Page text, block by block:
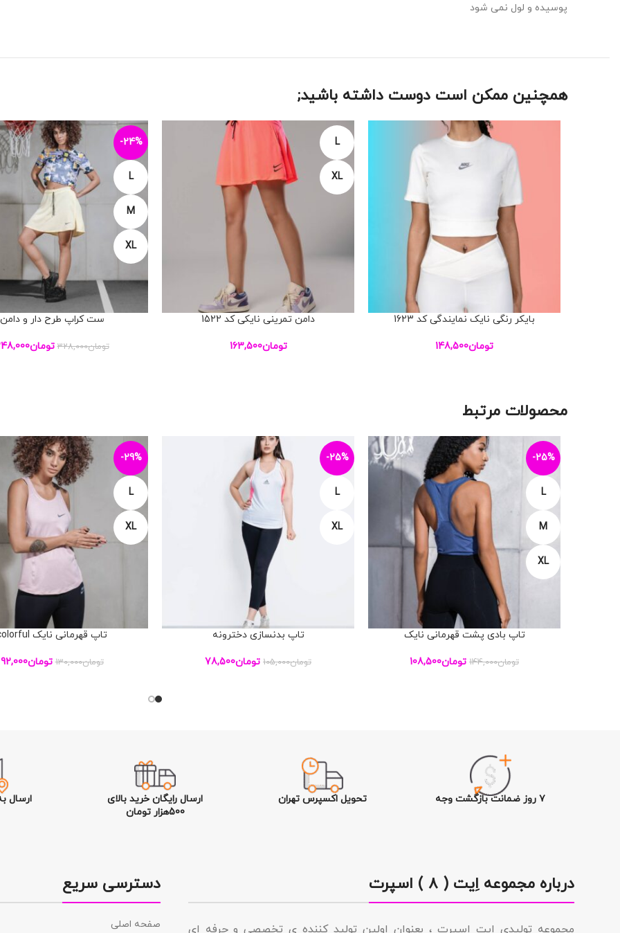
پوسیده و لول نمی ‌شود
همچنین ممکن است دوست داشته باشید;
افزودن به سبد خرید
بایکر رنگی نایک نمایندگی کد 1623
تومان148,500
L
XL
افزودن به سبد خریددامن تمرینی نایکی کد 1522
تومان163,500
-24%
L
M
XL
افزودن به سبد خریدست کراپ طرح دار و دامن
تومان328,000 تومان
محصولات مرتبط
-25%
L
M
XL
افزودن به سبد خرید
تاپ بادی پشت قهرمانی نایک
تومان144,000 تومان108,500
-25%
L
XL
افزودن به سبد خریدتاپ بدنسازی دخترونه
تومان105,000 تومان78,500
-29%
L
XL
افزودن به سبد خریدتاپ قهرمانی نایک colorful
تومان130,000 تومان92,000
۷ روز ضمانت بازگشت وجه تحویل اکسپرس تهران
ارسال رایگان خرید بالای
500هزار تومان
ارسال
درباره مجموعه اِیت ( ۸ ) اسپرت
مجموعه تولیدى اِیت اسپرت ، بعنوان اولین تولید کننده ی تخصصی و حرفه ای
دسترسی سریع
صفحه اصلی